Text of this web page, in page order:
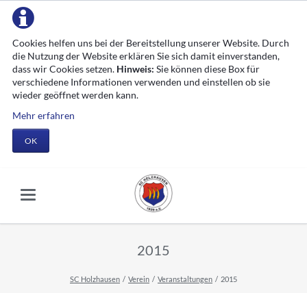
Cookies helfen uns bei der Bereitstellung unserer Website. Durch
die Nutzung der Website erklären Sie sich damit einverstanden,
dass wir Cookies setzen. Hinweis: Sie können diese Box für
verschiedene Informationen verwenden und einstellen ob sie
wieder geöffnet werden kann.
Mehr erfahren
OK
2015
SC Holzhausen Verein Veranstaltungen 2015